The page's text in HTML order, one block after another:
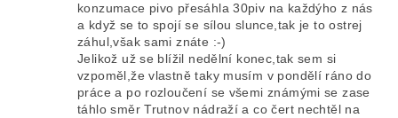
konzumace pivo přesáhla 30piv na každýho z nás
a když se to spojí se sílou slunce,tak je to ostrej
záhul,však sami znáte :-)
Jelikož už se blížil nedělní konec,tak sem si
vzpoměl,že vlastně taky musím v pondělí ráno do
práce a po rozloučení se všemi známými se zase
táhlo směr Trutnov nádraží a co čert nechtěl na